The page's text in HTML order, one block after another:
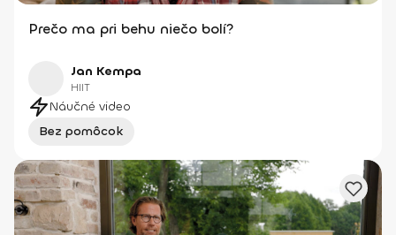
Prečo ma pri behu niečo bolí?
Jan Kempa
HIIT
Náučné video
Bez pomôcok